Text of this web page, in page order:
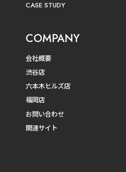
CASE STUDY
COMPANY
会社概要
渋谷店
六本木ヒルズ店
福岡店
お問い合わせ
関連サイト